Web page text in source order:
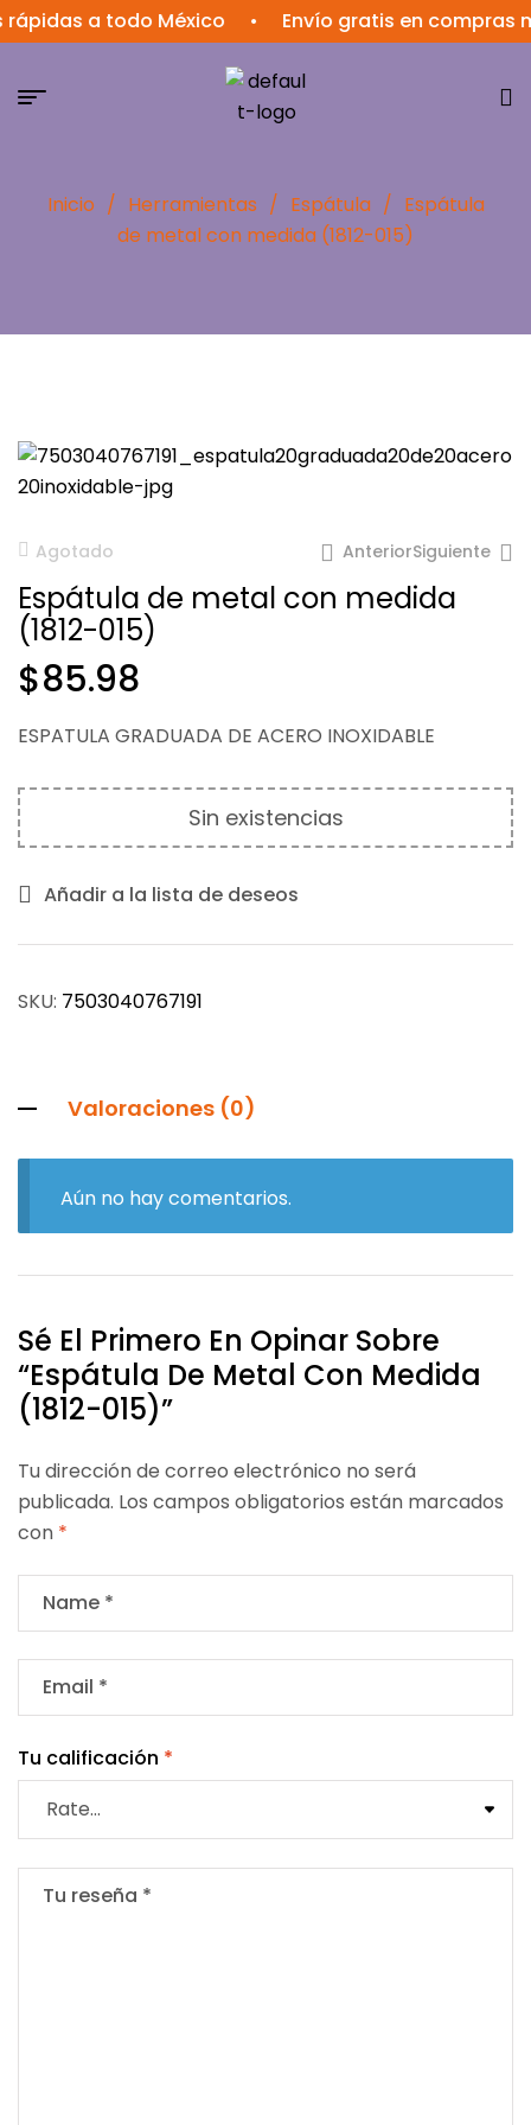
a todo México • Envío gratis en compras
Inicio / Herramientas / Espátula / Espátula
de metal con medida (1812-015)
Agotado AnteriorSiguiente
Espátula de metal con medida
(1812-015)
$85.98
ESPATULA GRADUADA DE ACERO INOXIDABLE
Sin existencias
Añadir a la lista de deseos
SKU: 7503040767191
Valoraciones (0)
Aún no hay comentarios.
Sé El Primero En Opinar Sobre
“Espátula De Metal Con Medida
(1812-015)”
Tu dirección de correo electrónico no será
publicada. Los campos obligatorios están marcados
con *
Tu calificación *